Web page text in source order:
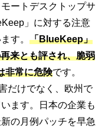
ートデスクトップサ
」に対する注意
す。 「BlueKeep」
来とも評され、脆弱
非常に危険です。
だけでなく、欧州で
ます。日本の企業も
の月例パッチを早急